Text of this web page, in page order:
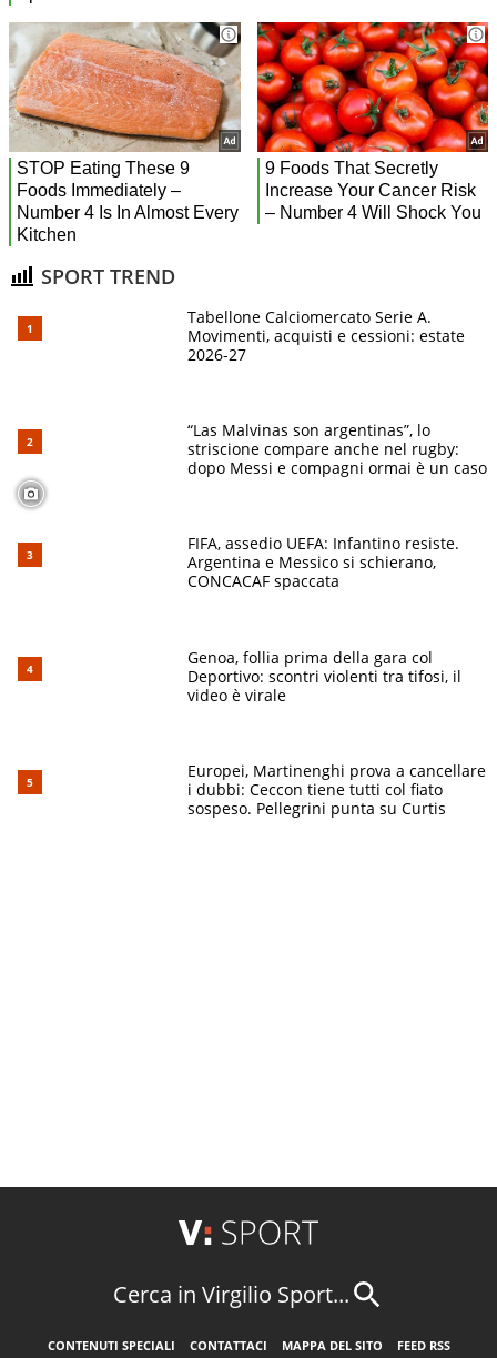
SPORT TREND
Tabellone Calciomercato Serie A.
Movimenti, acquisti e cessioni: estate
2026-27
“Las Malvinas son argentinas”, lo
striscione compare anche nel rugby:
dopo Messi e compagni ormai è un caso
FIFA, assedio UEFA: Infantino resiste.
Argentina e Messico si schierano,
CONCACAF spaccata
Genoa, follia prima della gara col
Deportivo: scontri violenti tra tifosi, il
video è virale
Europei, Martinenghi prova a cancellare
i dubbi: Ceccon tiene tutti col fiato
sospeso. Pellegrini punta su Curtis
Cerca in Virgilio Sport...
CONTENUTI SPECIALI CONTATTACI MAPPA DEL SITO FEED RSS